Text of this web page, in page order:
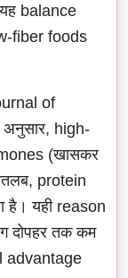
balance
fiber foods
of
high-
(खासकर
protein
है। यही reason
दोपहर तक कम
advantage